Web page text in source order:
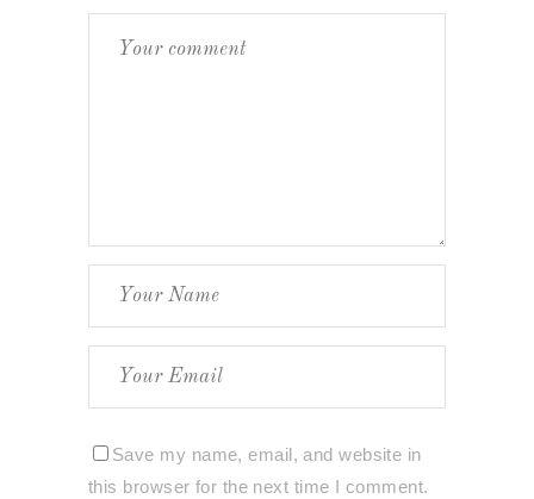
Save my name, email, and website in
this browser for the next time I comment.